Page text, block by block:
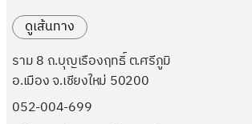
ดูเส้นทาง
ราม 8 ถ.บุญเรืองฤทธิ์ ต.ศรีภูมิ
อ.เมือง จ.เชียงใหม่ 50200
052-004-699